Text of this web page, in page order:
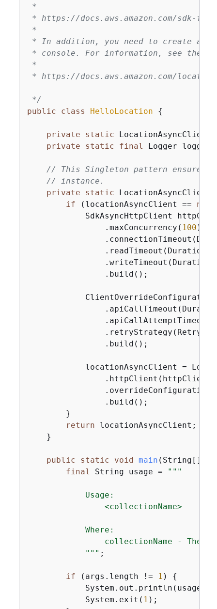
*
* https://docs.aws.amazon.com/sdk-
*
* In addition, you need to create a
* console. For information, see the
*
* https://docs.aws.amazon.com/
*/
public
class HelloLocation {
private static
private
static final Logger logger
// This Singleton pattern ensures
// instance.
private
static LocationAsyncClient
if (locationAsyncClient == null
SdkAsyncHttpClient
                .maxConcurrency(
100 )
                .build();
                .build();
locationAsyncClient =
                .httpClient(httpClient)
                .build();
        }
return locationAsyncClient;
    }
public static void main (String[]
final
String usage = "" "
            Usage:
                <collectionName>
            Where:
collectionName - The
            "
"" ;
if (args.length != 1 ) {
            System.out.println(usage);
            System.exit(
1 );